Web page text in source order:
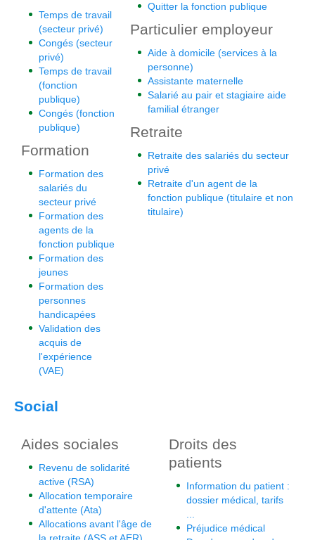
Temps de travail
(secteur privé)
Congés (secteur
privé)
Temps de travail
(fonction
publique)
Congés (fonction
publique)
Formation
Formation des
salariés du
secteur privé
Formation des
agents de la
fonction publique
Formation des
jeunes
Formation des
personnes
handicapées
Validation des
acquis de
l'expérience
(VAE)
Quitter la fonction publique
Particulier employeur
Aide à domicile (services à la
personne)
Assistante maternelle
Salarié au pair et stagiaire aide
familial étranger
Retraite
Retraite des salariés du secteur
privé
Retraite d'un agent de la
fonction publique (titulaire et non
titulaire)
Social
Aides sociales
Revenu de solidarité
active (RSA)
Allocation temporaire
d'attente (Ata)
Allocations avant l'âge de
Droits des
patients
Information du patient :
dossier médical, tarifs
Préjudice médical